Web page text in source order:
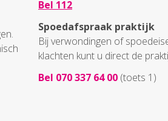
Bel 112
Spoedafspraak praktijk
Bij verwondingen of
klachten kunt u direct de
Bel 070 337 64 00 (toets 1)